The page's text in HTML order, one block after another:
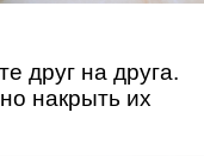
друг на друга.
накрыть их